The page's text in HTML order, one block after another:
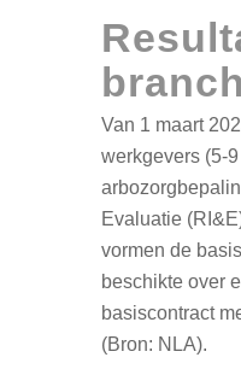
Van 1 maart
werkgevers (5-
Evaluatie
vormen de
beschikte over
basiscontract
(Bron: NLA).